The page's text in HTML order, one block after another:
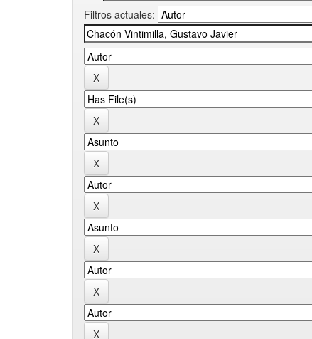
Filtros actuales: